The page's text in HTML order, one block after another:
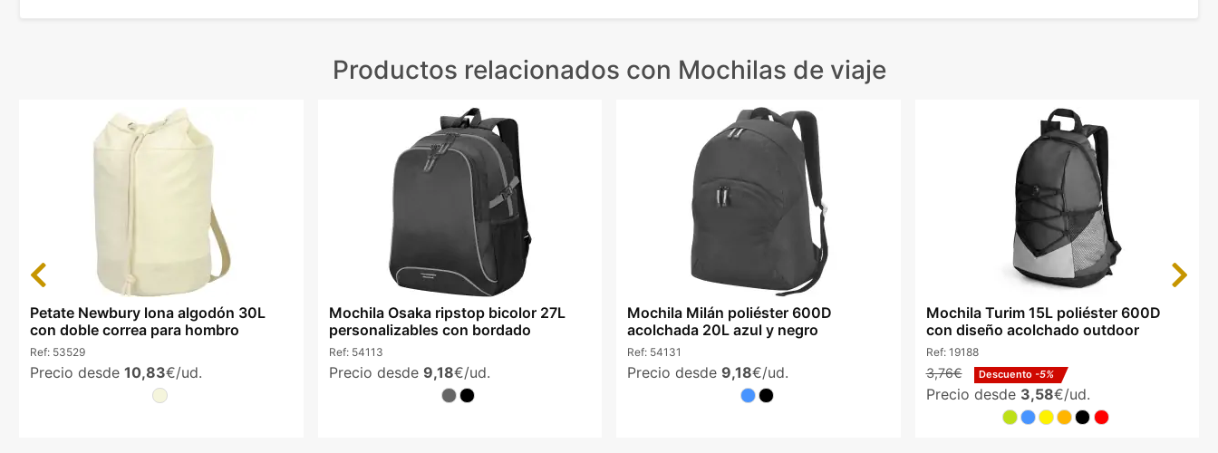
Productos relacionados con Mochilas de viaje
Petate Newbury lona algodón 30L
con doble correa para hombro
Ref: 53529
Precio desde 10,83€/ud.
Mochila Osaka ripstop bicolor 27L
personalizables con bordado
Ref: 54113
Precio desde 9,18€/ud.
Mochila Milán poliéster 600D
acolchada 20L azul y negro
Ref: 54131
Precio desde 9,18€/ud.
Mochila Turim 15L poliéster 600D
con diseño acolchado outdoor
Ref: 19188
3,76€ Descuento -5%
Precio desde 3,58€/ud.
Previous Next